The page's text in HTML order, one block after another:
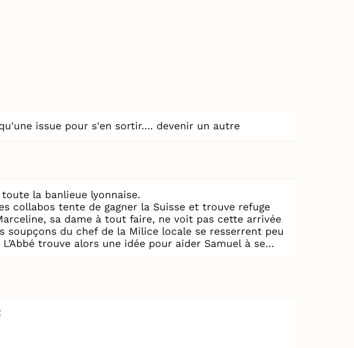
issue pour s'en sortir.... devenir un autre
la banlieue lyonnaise.
collabos tente de gagner la Suisse et trouve refuge
sa dame à tout faire, ne voit pas cette arrivée
du chef de la Milice locale se resserrent peu
trouve alors une idée pour aider Samuel à se
oppose ?